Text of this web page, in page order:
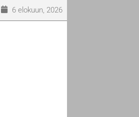
6 elokuun, 2026